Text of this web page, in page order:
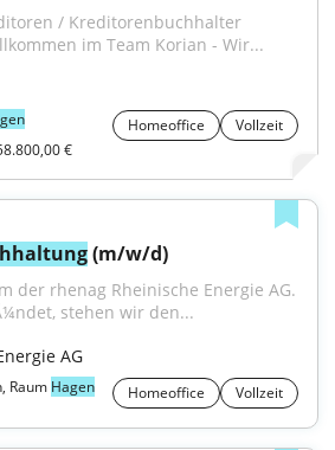
/ Kreditorenbuchhalter
im Team Korian - Wir...
Homeoffice
Vollzeit
€
(m/w/d)
der rhenag Rheinische Energie AG.
stehen wir den...
AG
Raum Hagen Homeoffice Vollzeit